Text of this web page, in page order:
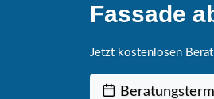
Fassade
Jetzt kostenlosen